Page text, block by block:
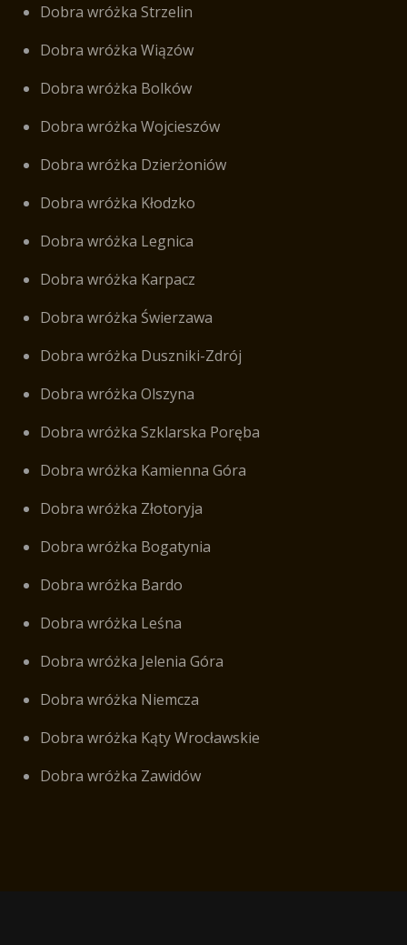
Dobra wróżka Strzelin
Dobra wróżka Wiązów
Dobra wróżka Bolków
Dobra wróżka Wojcieszów
Dobra wróżka Dzierżoniów
Dobra wróżka Kłodzko
Dobra wróżka Legnica
Dobra wróżka Karpacz
Dobra wróżka Świerzawa
Dobra wróżka Duszniki-Zdrój
Dobra wróżka Olszyna
Dobra wróżka Szklarska Poręba
Dobra wróżka Kamienna Góra
Dobra wróżka Złotoryja
Dobra wróżka Bogatynia
Dobra wróżka Bardo
Dobra wróżka Leśna
Dobra wróżka Jelenia Góra
Dobra wróżka Niemcza
Dobra wróżka Kąty Wrocławskie
Dobra wróżka Zawidów